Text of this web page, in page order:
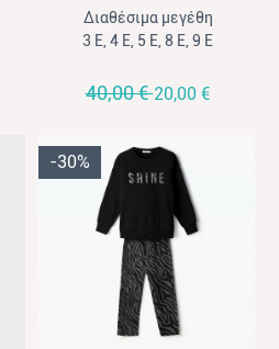
κορίτσια Mayoral κοραλί
Διαθέσιμα μεγέθη
3 Ε, 4 Ε, 5 Ε, 8 Ε, 9 Ε
40,00 €20,00 €
-30%